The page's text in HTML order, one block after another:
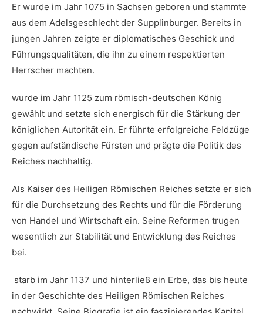
Er wurde im Jahr 1075 in Sachsen geboren⁤ und stammte
aus dem Adelsgeschlecht der Supplinburger.‍ Bereits ⁢in
jungen Jahren zeigte er diplomatisches Geschick und
Führungsqualitäten, die ihn zu einem respektierten
Herrscher machten.
wurde im Jahr ⁢1125 zum römisch-deutschen König
gewählt⁣ und setzte‍ sich energisch für ‍die Stärkung der
königlichen Autorität ein. Er führte ⁢erfolgreiche Feldzüge
⁤gegen aufständische Fürsten ⁤und prägte die Politik des
Reiches nachhaltig.
Als Kaiser des Heiligen Römischen Reiches setzte er sich
für die Durchsetzung des Rechts und für die Förderung
von Handel⁤ und Wirtschaft ‍ein.​ Seine Reformen trugen
wesentlich zur Stabilität und Entwicklung des Reiches⁢
bei.
⁢ starb im Jahr 1137⁢ und hinterließ‌ ein Erbe, das bis heute
in der Geschichte des Heiligen Römischen Reiches